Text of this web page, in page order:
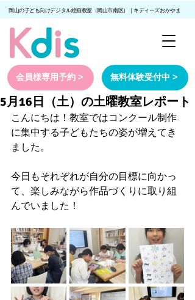
岡山の子ども向けデジタル絵画教室（岡山市南区）｜キディーズおかやま
会員様専用予約 > 無料体験受付中 >
5月16日（土）の土曜教室レポート
こんにちは！教室ではコンクール制作
に集中する子どもたちの姿が増えてき
ました。
今日もそれぞれが自分の目標に向かっ
て、楽しみながら作品づくりに取り組
んでいました！